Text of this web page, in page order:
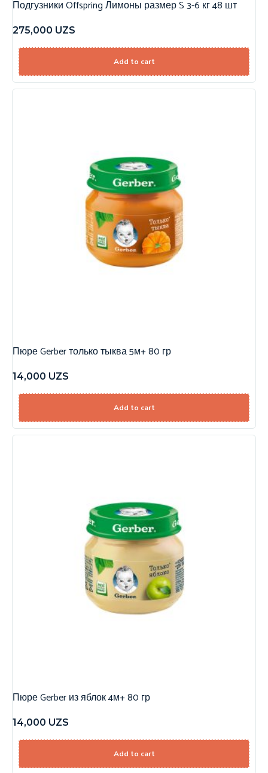
Подгузники Offspring Лимоны размер S 3-6 кг 48 шт
275,000 UZS
Add to cart
Пюре Gerber только тыква 5м+ 80 гр
14,000 UZS
Add to cart
Пюре Gerber из яблок 4м+ 80 гр
14,000 UZS
Add to cart